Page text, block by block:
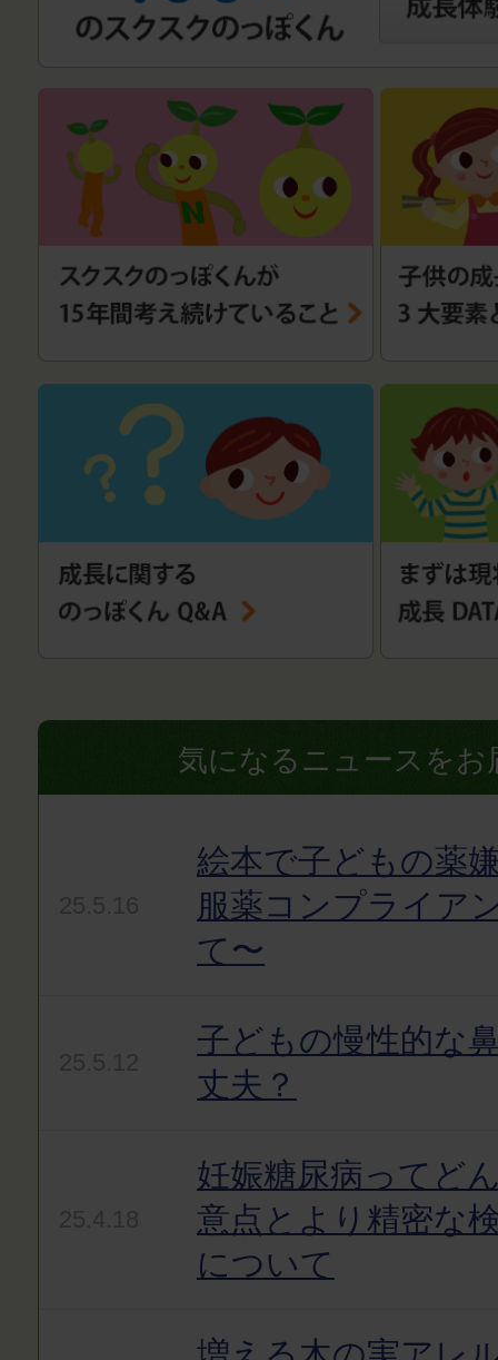
気になるニュースをお
絵本で子どもの薬
服薬コンプライア
て〜
子どもの慢性的な
丈夫？
妊娠糖尿病ってど
意点とより精密な
について